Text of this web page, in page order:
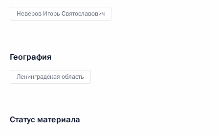
Неверов Игорь Святославович
География
Ленинградская область
Статус материала